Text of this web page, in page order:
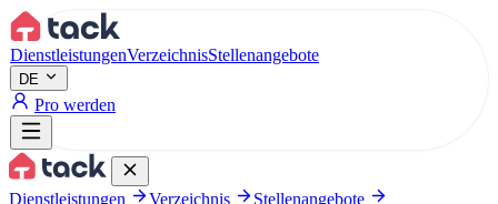
Aller au contenu principal
DienstleistungenVerzeichnisStellenangebote
DE
Pro werden
Dienstleistungen Verzeichnis
Stellenangebote